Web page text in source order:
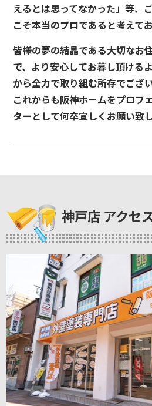
えるとは思ってなかった」等、
こそ本当のプロであると考えてお
皆様の夢の結晶である大切なお
で、より安心してお暮し頂ける
から全力で取り組む所存でござい
これからも阪神ホームをプロフ
ターとして何卒宜しくお願い
神戸店 アクセ